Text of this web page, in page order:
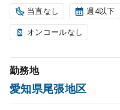
スポット検索 アルバイト
DtoDの転職・アルバイ
コンサルタント
当直なし 週4以下
オンコールなし
勤務地
愛知県尾張地区